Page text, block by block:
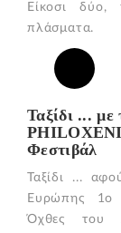
Είκοσι δύο,
πλάσματα.
Ταξίδι ...
Φεστιβάλ
Ταξίδι ...
Ευρώπης 1ο
Όχθες του